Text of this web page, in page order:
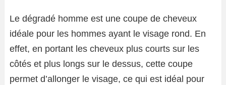
Le dégradé homme est une coupe de cheveux
idéale pour les hommes ayant le visage rond. En
effet, en portant les cheveux plus courts sur les
côtés et plus longs sur le dessus, cette coupe
permet d’allonger le visage, ce qui est idéal pour